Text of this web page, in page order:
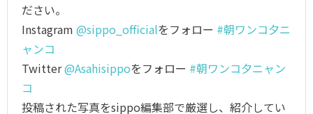
ださい。
Instagram @sippo_officialをフォロー #朝ワンコ夕ニ
ャンコ
Twitter@Asahisippoをフォロー #朝ワンコ夕ニャン
コ
投稿された写真をsippo編集部で厳選し、紹介してい